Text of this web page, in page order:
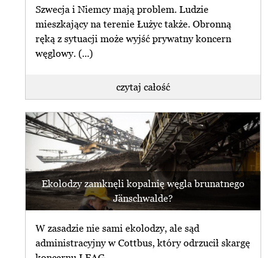
Szwecja i Niemcy mają problem. Ludzie
mieszkający na terenie Łużyc także. Obronną
ręką z sytuacji może wyjść prywatny koncern
węglowy. (...)
czytaj całość
Ekolodzy zamknęli kopalnię węgla brunatnego
Jänschwalde?
W zasadzie nie sami ekolodzy, ale sąd
administracyjny w Cottbus, który odrzucił skargę